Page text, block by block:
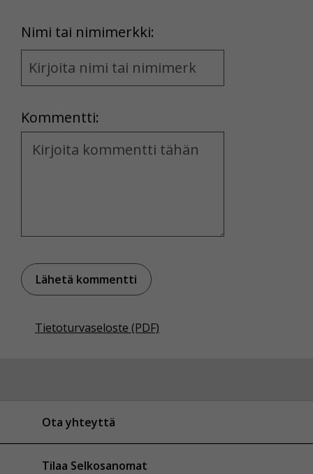
Nimi tai nimimerkki:
Name
and
Kommentti:
Kommentti
Tietoturvaseloste (PDF)
Ota yhteyttä
Tilaa Selkosanomat